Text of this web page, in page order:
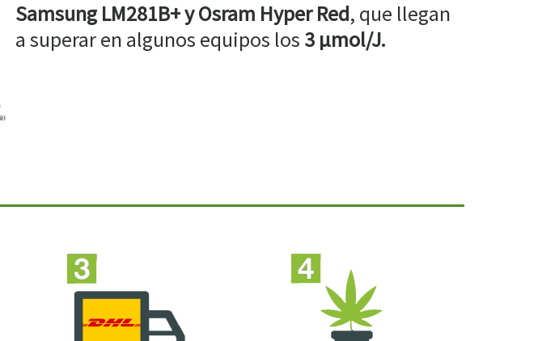
Samsung LM281B+ y Osram Hyper Red, que llegan
a superar en algunos equipos los 3 µmol/J.